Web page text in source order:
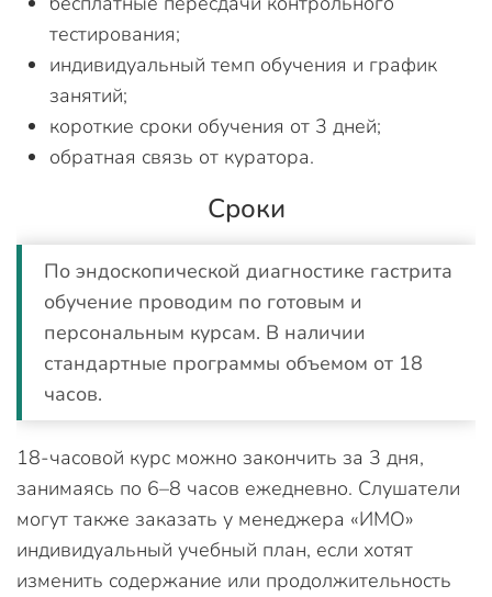
тестирования;
индивидуальный темп обучения и график
занятий;
короткие сроки обучения от 3 дней;
обратная связь от куратора.
Сроки
По эндоскопической диагностике гастрита
обучение проводим по готовым и
персональным курсам. В наличии
стандартные программы объемом от 18
часов.
18-часовой курс можно закончить за 3 дня,
занимаясь по 6–8 часов ежедневно. Слушатели
могут также заказать у менеджера «ИМО»
индивидуальный учебный план, если хотят
изменить содержание или продолжительность